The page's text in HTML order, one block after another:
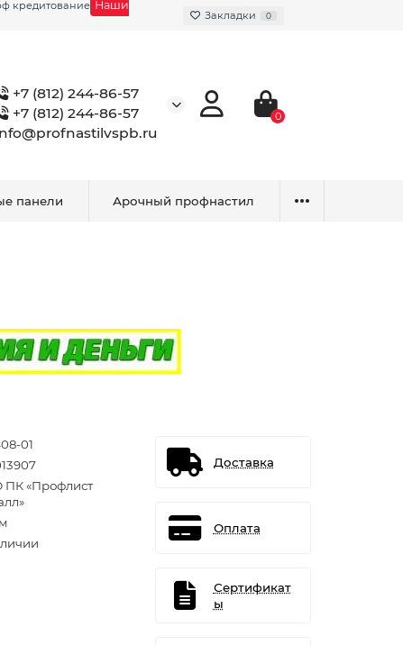
кредитование Наши
Закладки 0
+7 (812) 244-86-57
+7 (812) 244-86-57
0
панели Арочный профнастил
01
«Профлист
Доставка
Оплата
Сертификат
ы